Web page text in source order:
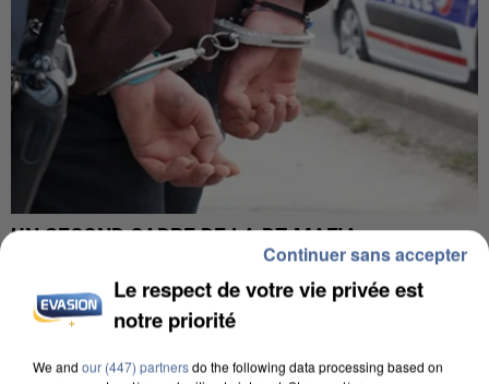
UN SECOND CADRE DE LA DZ MAFIA
Le respect de votre vie privée est
notre priorité
We and our (447) partnersdo the following data processing based on
Continuer sans accepter